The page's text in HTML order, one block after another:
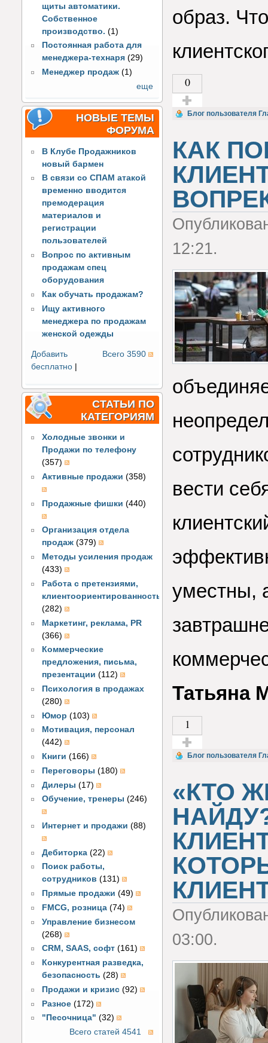
щиты автоматики.
Собственное
производство. (1)
Постоянная работа для
менеджера-технаря (29)
Менеджер продаж (1)
еще
НОВЫЕ ТЕМЫ
ФОРУМА
В Клубе Продажников
новый бармен
В связи со СПАМ атакой
временно вводится
премодерация
материалов и
регистрации
пользователей
Вопрос по активным
продажам спец
оборудования
Как обучать продажам?
Ищу активного
менеджера по продажам
женской одежды
Всего 3590
Добавить
бесплатно |
СТАТЬИ ПО
КАТЕГОРИЯМ
Холодные звонки и
Продажи по телефону
(357)
Активные продажи (358)
Продажные фишки (440)
Организация отдела
продаж (379)
Методы усиления продаж
(433)
Работа с претензиями,
клиентоориентированность
(282)
Маркетинг, реклама, PR
(366)
Коммерческие
предложения, письма,
презентации (112)
Психология в продажах
(280)
Юмор (103)
Мотивация, персонал
(442)
Книги (166)
Переговоры (180)
Дилеры (17)
Обучение, тренеры (246)
Интернет и продажи (88)
Дебиторка (22)
Поиск работы,
сотрудников (131)
Прямые продажи (49)
FMCG, розница (74)
Управление бизнесом
(268)
CRM, SAAS, софт (161)
Конкурентная разведка,
безопасность (28)
Продажи и кризис (92)
Разное (172)
"Песочница" (32)
Всего статей 4541
образ.
0
Голос за!
Блог пользователя
КАК
12:21.
вести
уместны,
Татьяна
1
Голос за!
Блог пользователя
«КТО
03:00.